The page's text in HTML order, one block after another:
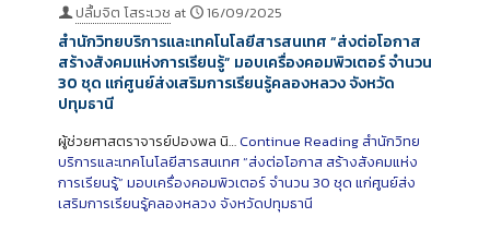
ปลื้มจิต โสระเวช at 16/09/2025
สำนักวิทยบริการและเทคโนโลยีสารสนเทศ “ส่งต่อโอกาส
สร้างสังคมแห่งการเรียนรู้” มอบเครื่องคอมพิวเตอร์ จำนวน
30 ชุด แก่ศูนย์ส่งเสริมการเรียนรู้คลองหลวง จังหวัด
ปทุมธานี
ผู้ช่วยศาสตราจารย์ปองพล นิ… Continue Reading สำนักวิทย
บริการและเทคโนโลยีสารสนเทศ “ส่งต่อโอกาส สร้างสังคมแห่ง
การเรียนรู้” มอบเครื่องคอมพิวเตอร์ จำนวน 30 ชุด แก่ศูนย์ส่ง
เสริมการเรียนรู้คลองหลวง จังหวัดปทุมธานี